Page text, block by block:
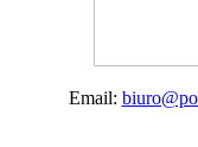
Email: